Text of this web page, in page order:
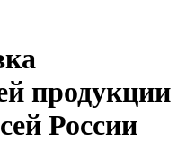
продукции
России